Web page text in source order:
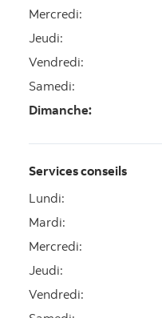
Mercredi:
Jeudi:
Vendredi:
Samedi:
Dimanche:
Services conseils
Lundi:
Mardi:
Mercredi:
Jeudi:
Vendredi: